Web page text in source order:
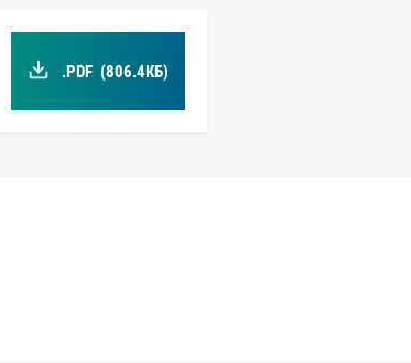
.PDF (806.4КБ)